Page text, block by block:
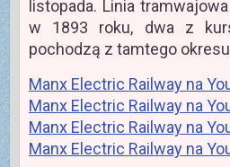
listopada. Linia
w 1893 roku, dwa z
pochodzą z tamtego
Manx Electric Railway na
Manx Electric Railway na
Manx Electric Railway na
Manx Electric Railway na